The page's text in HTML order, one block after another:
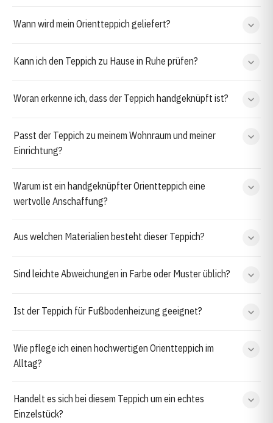
Wann wird mein Orientteppich geliefert?
Kann ich den Teppich zu Hause in Ruhe prüfen?
Woran erkenne ich, dass der Teppich handgeknüpft ist?
Passt der Teppich zu meinem Wohnraum und meiner
Einrichtung?
Warum ist ein handgeknüpfter Orientteppich eine
wertvolle Anschaffung?
Aus welchen Materialien besteht dieser Teppich?
Sind leichte Abweichungen in Farbe oder Muster üblich?
Ist der Teppich für Fußbodenheizung geeignet?
Wie pflege ich einen hochwertigen Orientteppich im
Alltag?
Handelt es sich bei diesem Teppich um ein echtes
Einzelstück?